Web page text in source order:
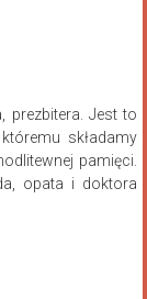
prezbitera. Jest to
składamy
pamięci.
opata i doktora